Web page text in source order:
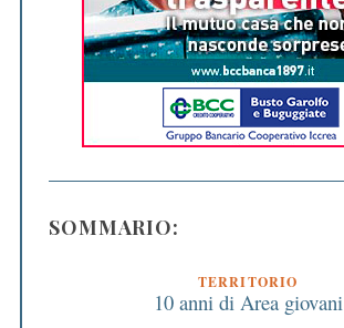
SOMMARIO:
TERRITORIO
10 anni di Area giovani